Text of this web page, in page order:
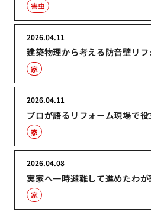
害虫
建築物理から考える防音壁リ
2026.04.11
家
プロが語るリフォーム現場で
2026.04.11
家
実家へ一時避難して進めたわ
2026.04.08
家